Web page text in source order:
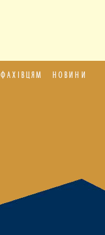
ФАХІВЦЯМ
НОВИНИ